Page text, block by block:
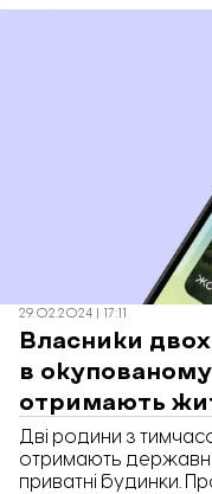
29.02.2024 | 17:11
Власники
в
отримають
придбання
Дві родини з
отримають
приватні будинки.